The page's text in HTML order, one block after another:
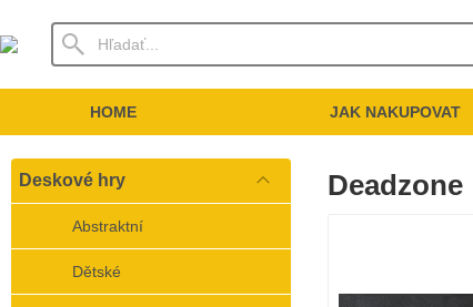
HOME JAK NAKUPOVAT
Deskové hry
Abstraktní
Dětské
Deadzone